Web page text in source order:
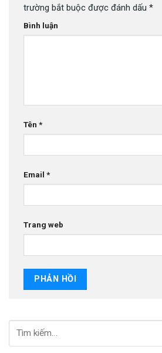
trường bắt buộc được đánh dấu *
Bình luận
Tên *
Email *
Trang web